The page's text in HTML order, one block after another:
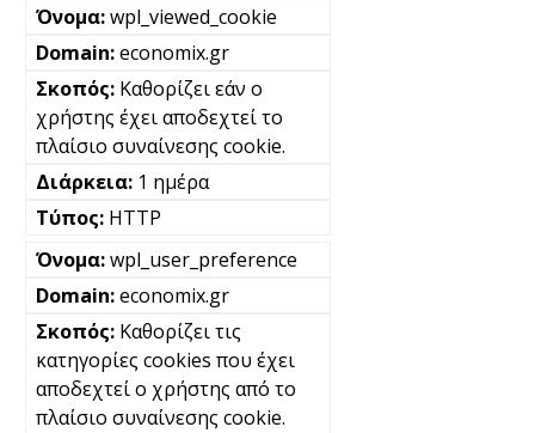
wpl_viewed_cookie
economix.gr
Καθορίζει εάν ο
χρήστης έχει αποδεχτεί το
πλαίσιο συναίνεσης cookie.
1 ημέρα
HTTP
wpl_user_preference
economix.gr
Καθορίζει τις
κατηγορίες cookies που έχει
αποδεχτεί ο χρήστης από το
πλαίσιο συναίνεσης cookie.